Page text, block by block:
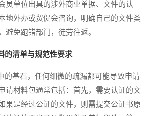
员单位出具的涉外商业单据、文件的认
地外办或贸促会咨询，明确自己的文件类
避免跑错部门，徒劳往返。
的清单与规范性要求
基石，任何细微的疏漏都可能导致申请
请材料包通常包括：首先，需要认证的文
果是经过公证的文件，则需提交公证书原